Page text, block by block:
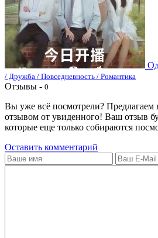
/ Дружба / Повседневность / Романтика
Отзывы - 0
Вы уже всё посмотрели? Предлагаем
отзывом от увиденного! Ваш отзыв
которые еще только собираются
Оставить комментарий